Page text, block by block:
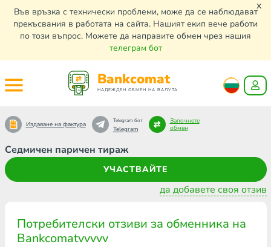
Във връзка с технически проблеми, може да се наблюдават
прекъсвания в работата на сайта. Нашият екип вече работи
по този въпрос. Можете да направите обмен чрез нашия
телеграм бот
x
Bankcomat
НАДЕЖДЕН ОБМЕН НА ВАЛУТА
Седмичен паричен тираж
УЧАСТВАЙТЕ
Издаване на фактура Telegram бот
Telegram
Започнете
обмен
да добавете своя отзив
Потребителски отзиви за обменника на
Bankcomatvvvvv